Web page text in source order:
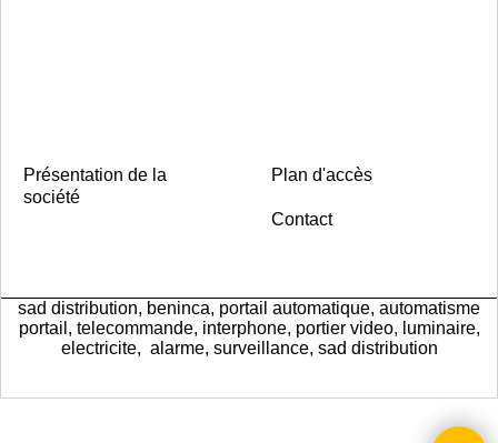
Présentation de la
société
Plan d'accès
Contact
sad distribution, beninca, portail automatique, automatisme
portail, telecommande, interphone, portier video, luminaire,
electricite, alarme, surveillance, sad distribution